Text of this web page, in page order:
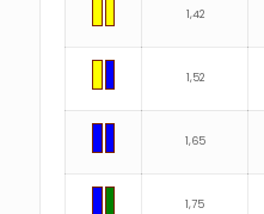
1,42
1,52
1,65
1,75